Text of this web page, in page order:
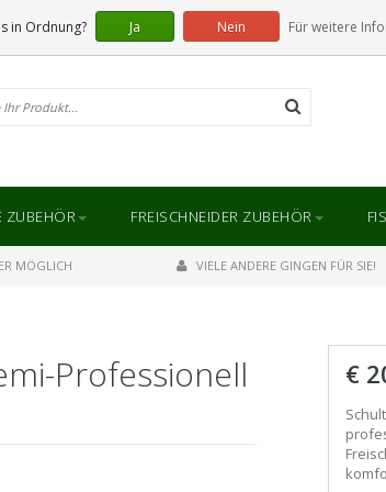
ZUBEHÖR FREISCHNEIDER ZUBEHÖR
MÖGLICH VIELE ANDERE GINGEN FÜR SIE!
Professionell €
in Ordnung? Ja Nein Für weitere